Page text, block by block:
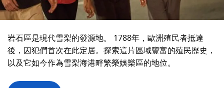
岩石區是現代雪梨的發源地。 1788年，歐洲殖民者抵達
後，囚犯們首次在此定居。探索這片區域豐富的殖民歷史，
以及它如今作為雪梨海港畔繁榮娛樂區的地位。